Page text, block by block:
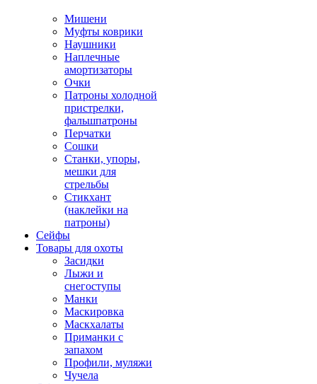
Мишени
Муфты коврики
Наушники
Наплечные
амортизаторы
Очки
Патроны холодной
пристрелки,
фальшпатроны
Перчатки
Сошки
Станки, упоры,
мешки для
стрельбы
Стикхант
(наклейки на
патроны)
Сейфы
Товары для охоты
Засидки
Лыжи и
снегоступы
Манки
Маскировка
Маскхалаты
Приманки с
запахом
Профили, муляжи
Чучела